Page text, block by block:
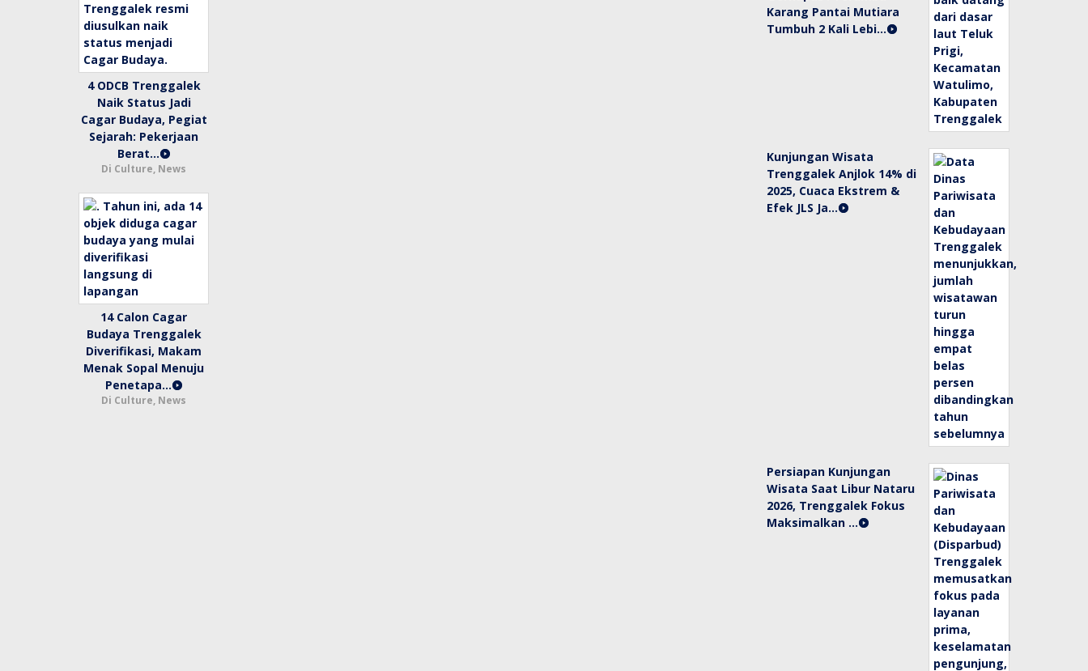
4 ODCB Trenggalek
Naik Status Jadi
Cagar Budaya, Pegiat
Sejarah: Pekerjaan
Berat…
Di Culture, News
14 Calon Cagar
Budaya Trenggalek
Diverifikasi, Makam
Menak Sopal Menuju
Penetapa…
Di Culture, News
Karang Pantai Mutiara
Tumbuh 2 Kali Lebi…
Kunjungan Wisata
Trenggalek Anjlok 14% di
2025, Cuaca Ekstrem &
Efek JLS Ja…
Persiapan Kunjungan
Wisata Saat Libur Nataru
2026, Trenggalek Fokus
Maksimalkan …